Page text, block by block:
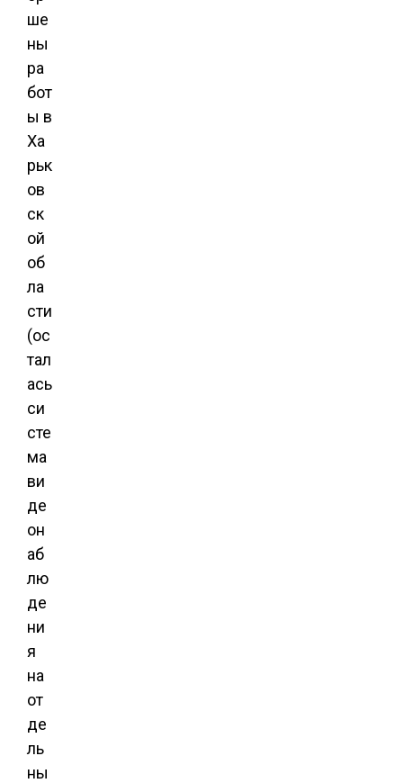
ше
ны
ра
бот
ы в
Ха
рьк
ов
ск
ой
об
ла
сти
(ос
тал
ась
си
сте
ма
ви
де
он
аб
лю
де
ни
я
на
от
де
ль
ны